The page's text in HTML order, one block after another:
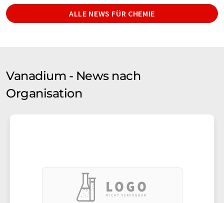
ALLE NEWS FÜR CHEMIE
Vanadium - News nach
Organisation